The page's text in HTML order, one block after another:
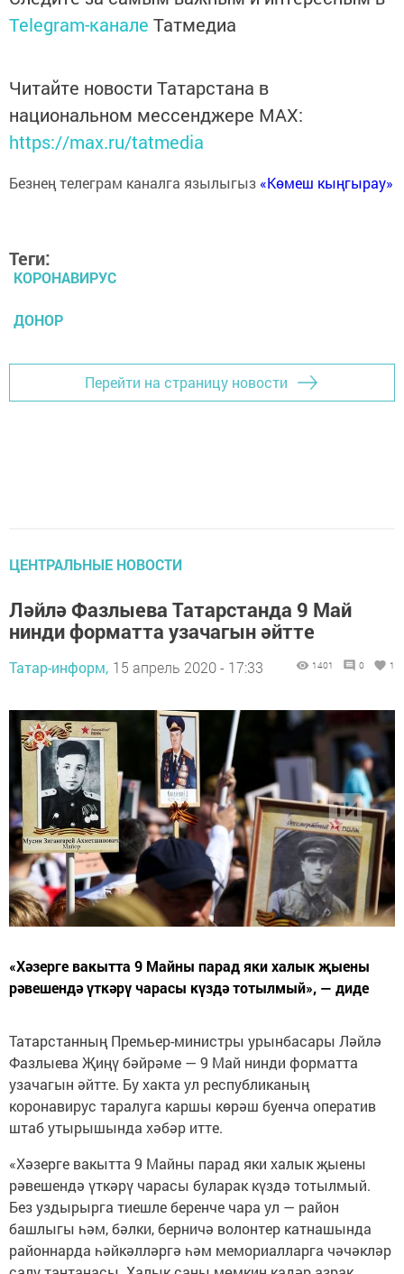
Telegram-канале Татмедиа
Читайте новости Татарстана в
национальном мессенджере MАХ:
https://max.ru/tatmedia
Безнең телеграм каналга язылыгыз «Көмеш кыңгырау»
Теги:
КОРОНАВИРУС
ДОНОР
Перейти на страницу новости
ЦЕНТРАЛЬНЫЕ НОВОСТИ
Ләйлә Фазлыева Татарстанда 9 Май
нинди форматта узачагын әйтте
Татар-информ, 15 апрель 2020 - 17:33 1401 0 1
«Хәзерге вакытта 9 Майны парад яки халык җыены
рәвешендә үткәрү чарасы күздә тотылмый», — диде
Татарстанның Премьер-министры урынбасары Ләйлә
Фазлыева Җиңү бәйрәме — 9 Май нинди форматта
узачагын әйтте. Бу хакта ул республиканың
коронавирус таралуга каршы көрәш буенча оператив
штаб утырышында хәбәр итте.
«Хәзерге вакытта 9 Майны парад яки халык җыены
рәвешендә үткәрү чарасы буларак күздә тотылмый.
Без уздырырга тиешле беренче чара ул — район
башлыгы һәм, бәлки, берничә волонтер катнашында
районнарда һәйкәлләргә һәм мемориалларга чәчәкләр